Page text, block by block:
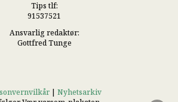
Tips tlf:
91537521
Ansvarlig redaktør:
Gottfred Tunge
| Nyhetsarkiv